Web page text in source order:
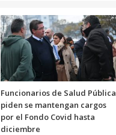
Funcionarios de Salud Pública
piden se mantengan cargos
por el Fondo Covid hasta
diciembre